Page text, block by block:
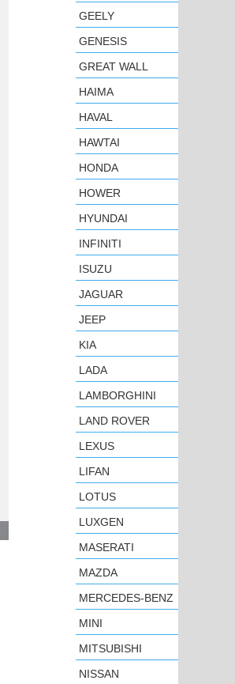
GEELY
GENESIS
GREAT WALL
HAIMA
HAVAL
HAWTAI
HONDA
HOWER
HYUNDAI
INFINITI
ISUZU
JAGUAR
JEEP
KIA
LADA
LAMBORGHINI
LAND ROVER
LEXUS
LIFAN
LOTUS
LUXGEN
MASERATI
MAZDA
MERCEDES-BENZ
MINI
MITSUBISHI
NISSAN